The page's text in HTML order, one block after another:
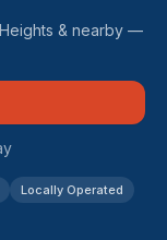
& nearby —
Locally Operated